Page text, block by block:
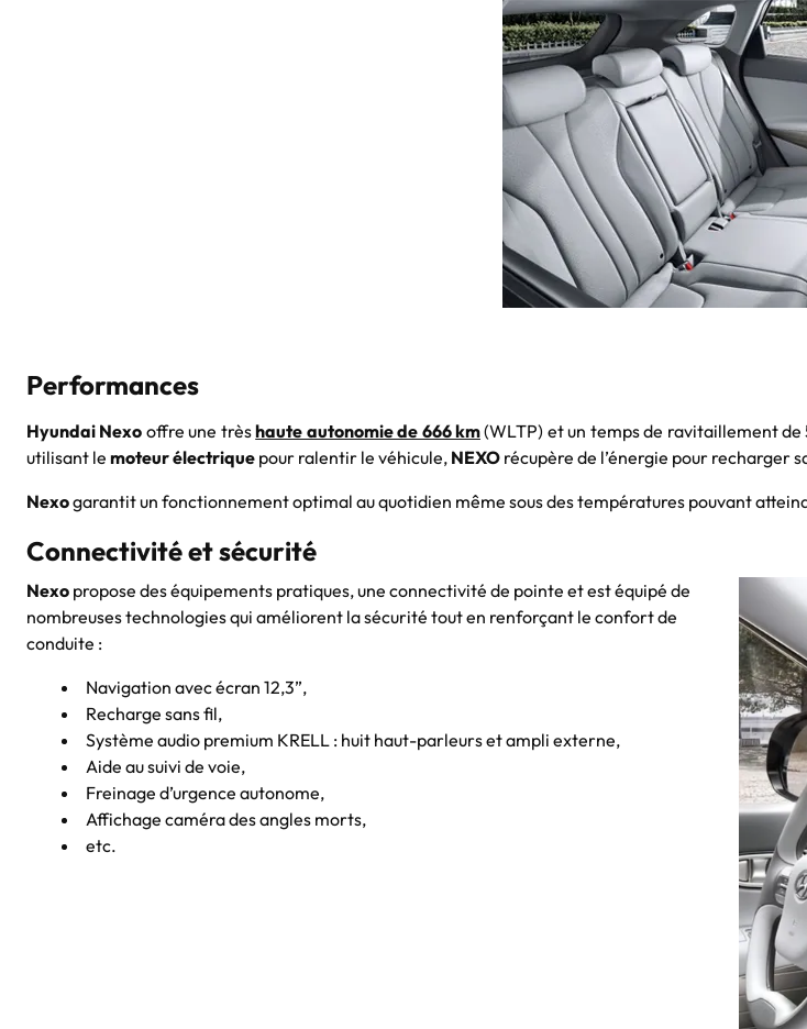
Performances
Hyundai Nexo offre une trèshaute autonomie de 666 km(WLTP) et un temps de ravitaillement de
utilisant le moteur électrique pour ralentir le véhicule, NEXO récupère de l’énergie pour recharger
Nexogarantit un fonctionnement optimal au quotidien même sous des températures pouvant
Connectivité et sécurité
Nexo propose des équipements pratiques, une connectivité de pointe et est équipé de
nombreuses technologies qui améliorent la sécurité tout en renforçant le confort de
conduite :
Navigation avec écran 12,3”,
Recharge sans fil,
Système audio premium KRELL : huit haut-parleurs et ampli externe,
Aide au suivi de voie,
Freinage d’urgence autonome,
Affichage caméra des angles morts,
etc.